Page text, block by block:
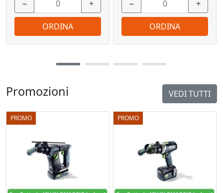
Promozioni VEDI TUTTI
PROMO PROMO
− +
ORDINA
− +
ORDINA